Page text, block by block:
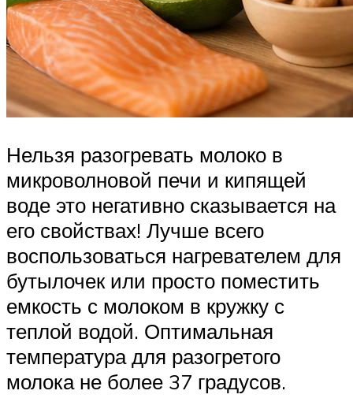
Нельзя разогревать молоко в
микроволновой печи и кипящей
воде это негативно сказывается на
его свойствах! Лучше всего
воспользоваться нагревателем для
бутылочек или просто поместить
емкость с молоком в кружку с
теплой водой. Оптимальная
температура для разогретого
молока не более 37 градусов.